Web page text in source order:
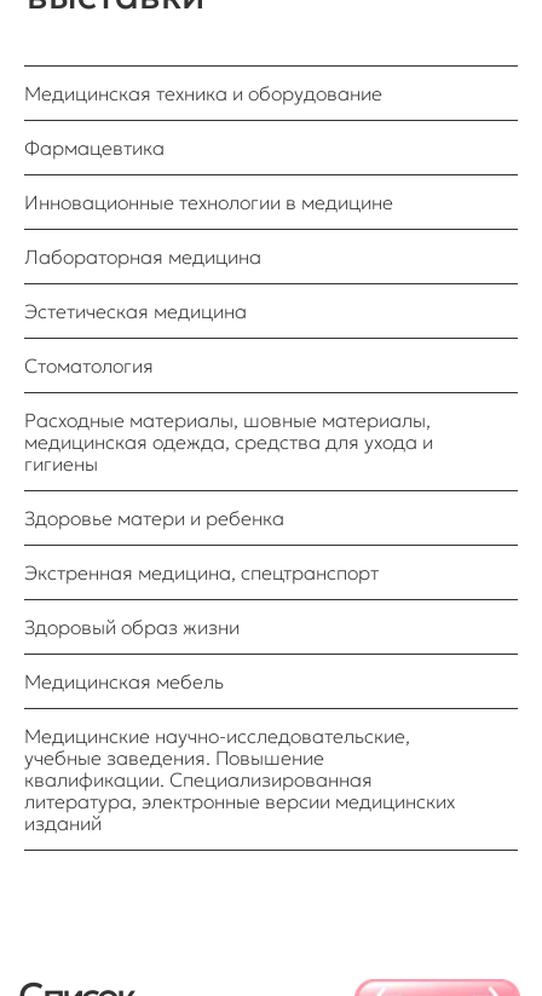
Медицинская техника и оборудование
Фармацевтика
Инновационные технологии в медицине
Лабораторная медицина
Эстетическая медицина
Стоматология
Расходные материалы, шовные материалы,
медицинская одежда, средства для ухода и
гигиены
Здоровье матери и ребенка
Экстренная медицина, спецтранспорт
Здоровый образ жизни
Медицинская мебель
Медицинские научно-исследовательские,
учебные заведения. Повышение
квалификации. Специализированная
литература, электронные версии медицинских
изданий
Оптовыми и
Производителями
Представителями
частной медицины
Представителями
правительства
Лидерами
мнений
Работниками организаций
страны
Профильными
ассоциациями
Научным
сообществом
Специалистами
медицинской